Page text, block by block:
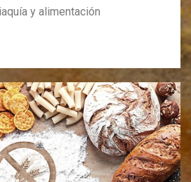
y alimentación